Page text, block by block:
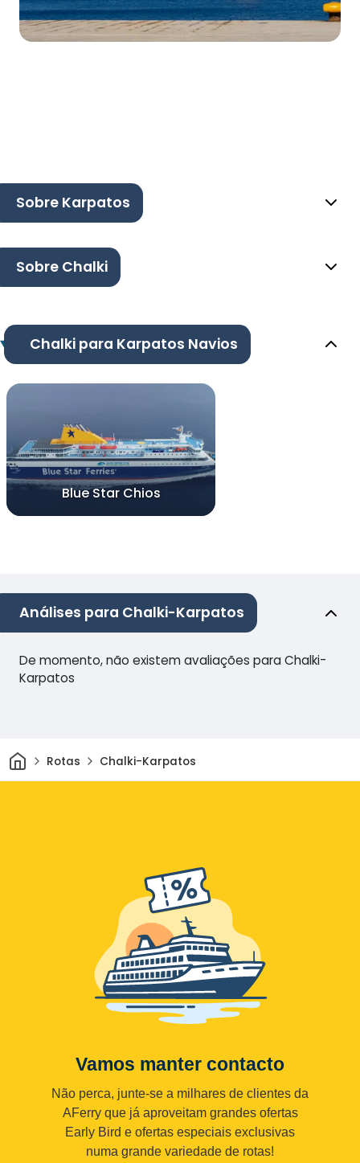
Sobre Karpatos
Sobre Chalki
Chalki para Karpatos Navios
Blue Star Chios
Análises para Chalki-Karpatos
De momento, não existem avaliações para Chalki-
Karpatos
CasaRotas Chalki-Karpatos
Vamos manter contacto
Não perca, junte-se a milhares de clientes da
AFerry que já aproveitam grandes ofertas
Early Bird e ofertas especiais exclusivas
numa grande variedade de rotas!